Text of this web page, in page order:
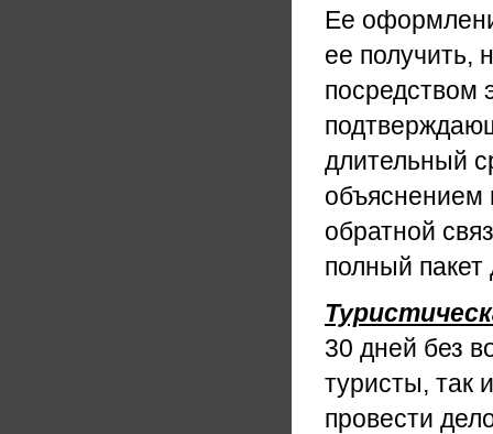
Ее
ее получить,
посредством
длительный
объяснением
обратной
полный пакет
30 дней без
туристы, так
провести